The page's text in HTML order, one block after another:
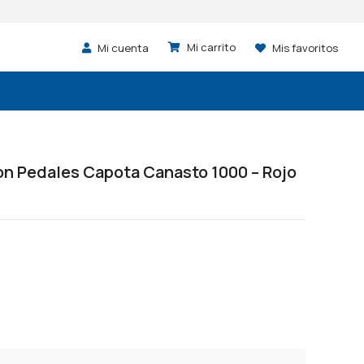
Mi cuenta Mis favoritos
Pedales Capota Canasto 1000 – Rojo